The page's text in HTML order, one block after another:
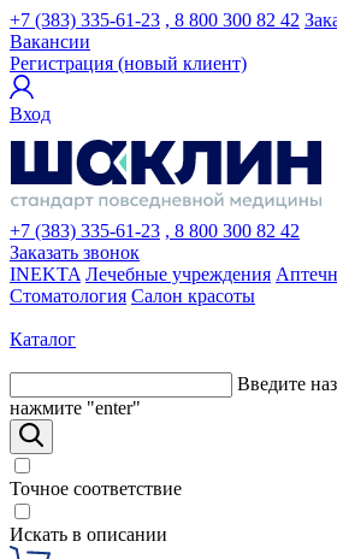
+7 (383) 335-61-23 , 8 800 300 82 42
Вакансии
Регистрация (новый клиент)
Вход
+7 (383) 335-61-23 , 8 800 300 82 42
Заказать звонок
INEKTA Лечебные учреждения
Стоматология Салон красоты
Каталог
Введите
нажмите "enter"
Точное соответствие
Искать в описании